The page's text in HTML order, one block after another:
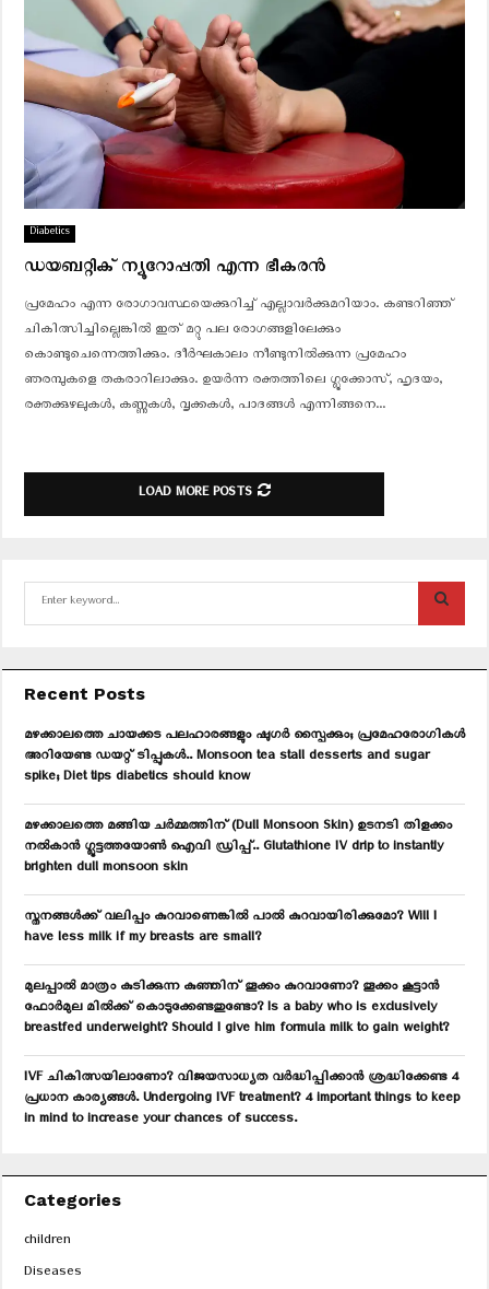
Diabetics
ഡയബറ്റിക് ന്യൂറോപ്പതി എന്ന ഭീകരൻ
പ്രമേഹം എന്ന രോഗാവസ്ഥയെക്കുറിച്ച് എല്ലാവര്‍ക്കുമറിയാം. കണ്ടറിഞ്ഞ്
ചികിത്സിച്ചില്ലെങ്കില്‍ ഇത് മറ്റു പല രോഗങ്ങളിലേക്കും
കൊണ്ടുചെന്നെത്തിക്കും. ദീര്‍ഘകാലം നീണ്ടുനില്‍ക്കുന്ന പ്രമേഹം
ഞരമ്പുകളെ തകരാറിലാക്കും. ഉയര്‍ന്ന രക്തത്തിലെ ഗ്ലൂക്കോസ്, ഹൃദയം,
രക്തക്കുഴലുകള്‍, കണ്ണുകള്‍, വൃക്കകള്‍, പാദങ്ങള്‍ എന്നിങ്ങനെ...
LOAD MORE POSTS
c
f
o
r
:
A
C
Recent Posts
മഴക്കാലത്തെ ചായക്കട പലഹാരങ്ങളും ഷുഗർ സ്പൈക്കും; പ്രമേഹരോഗികൾ
അറിയേണ്ട ഡയറ്റ് ടിപ്പുകൾ.. Monsoon tea stall desserts and sugar
spike; Diet tips diabetics should know
മഴക്കാലത്തെ മങ്ങിയ ചർമ്മത്തിന് (Dull Monsoon Skin) ഉടനടി തിളക്കം
നൽകാൻ ഗ്ലൂട്ടത്തയോൺ ഐവി ഡ്രിപ്പ്.. Glutathione IV drip to instantly
brighten dull monsoon skin
സ്തനങ്ങൾക്ക് വലിപ്പം കുറവാണെങ്കിൽ പാൽ കുറവായിരിക്കുമോ? Will I
have less milk if my breasts are small?
മുലപ്പാൽ മാത്രം കുടിക്കുന്ന കുഞ്ഞിന് തൂക്കം കുറവാണോ? തൂക്കം കൂട്ടാൻ
ഫോർമുല മിൽക്ക് കൊടുക്കേണ്ടതുണ്ടോ? Is a baby who is exclusively
breastfed underweight? Should I give him formula milk to gain weight?
IVF ചികിത്സയിലാണോ? വിജയസാധ്യത വർദ്ധിപ്പിക്കാൻ ശ്രദ്ധിക്കേണ്ട 4
പ്രധാന കാര്യങ്ങൾ. Undergoing IVF treatment? 4 important things to keep
in mind to increase your chances of success.
Categories
children
Diseases